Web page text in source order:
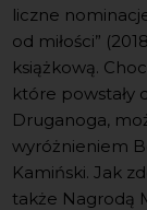
liczne
od miłości”
książkową.
które powstały
Druganoga,
wyróżnieniem
Kamiński. Jak
także Nagrodą